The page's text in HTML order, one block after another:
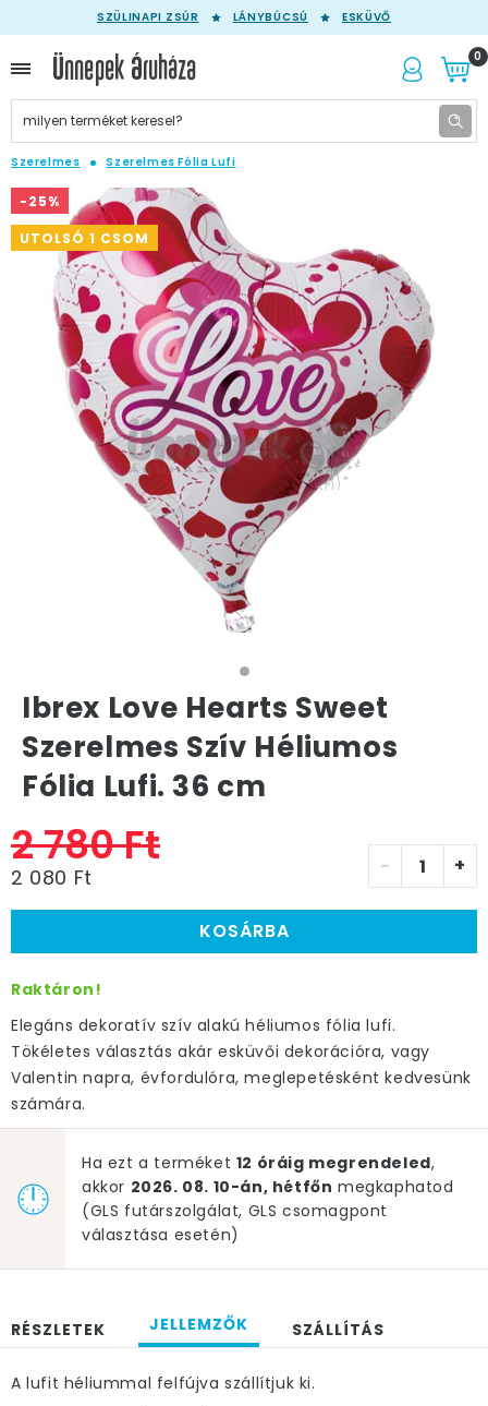
SZÜLINAPI ZSÚR LÁNYBÚCSÚ ESKÜVŐ
0
Szerelmes Szerelmes Fólia Lufi
-25%
UTOLSÓ 1 CSOM
Ibrex Love Hearts Sweet
Szerelmes Szív Héliumos
Fólia Lufi. 36 cm
2 780 Ft
2 080 Ft - +
KOSÁRBA
Raktáron!
Elegáns dekoratív szív alakú héliumos fólia lufi.
Tökéletes választás akár esküvői dekorációra, vagy
Valentin napra, évfordulóra, meglepetésként kedvesünk
számára.
Ha ezt a terméket 12 óráig megrendeled,
akkor 2026. 08. 10-án, hétfőn megkaphatod
(GLS futárszolgálat, GLS csomagpont
választása esetén)
RÉSZLETEK JELLEMZŐK SZÁLLÍTÁS
A lufit héliummal felfújva szállítjuk ki.